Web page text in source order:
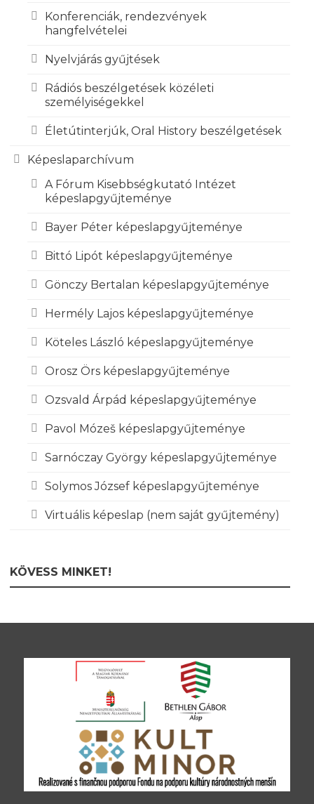
Konferenciák, rendezvények
hangfelvételei
Nyelvjárás gyűjtések
Rádiós beszélgetések közéleti
személyiségekkel
Életútinterjúk, Oral History beszélgetések
Képeslaparchívum
A Fórum Kisebbségkutató Intézet
képeslapgyűjteménye
Bayer Péter képeslapgyűjteménye
Bittó Lipót képeslapgyűjteménye
Gönczy Bertalan képeslapgyűjteménye
Hermély Lajos képeslapgyűjteménye
Köteles László képeslapgyűjteménye
Orosz Örs képeslapgyűjteménye
Ozsvald Árpád képeslapgyűjteménye
Pavol Mózeš képeslapgyűjteménye
Sarnóczay György képeslapgyűjteménye
Solymos József képeslapgyűjteménye
Virtuális képeslap (nem saját gyűjtemény)
KÖVESS MINKET!